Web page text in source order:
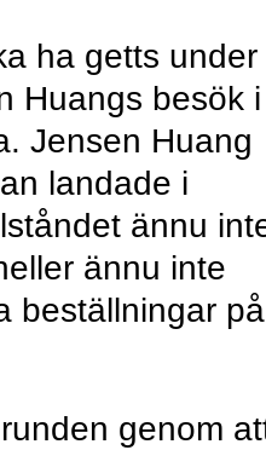
ha getts under
Huangs besök i
Jensen Huang
landade i
ännu
ännu inte
beställningar på
genom